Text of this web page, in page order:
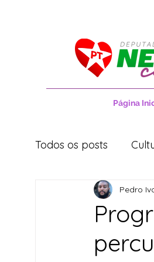
Página
Todos os posts
Entrevistas
Cidades Cultura
Pedro